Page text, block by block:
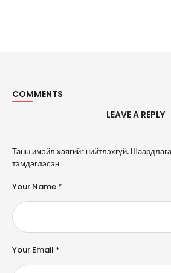
COMMENTS
LEAVE A REPLY
Таны имэйл хаягийг нийтлэхгүй.
тэмдэглэсэн
Your Name *
Your Email *
A
l
e
n
a
ti
e